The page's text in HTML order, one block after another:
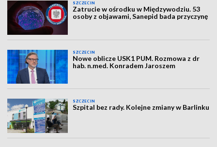
SZCZECIN
Zatrucie w ośrodku w Międzywodziu. 53
osoby z objawami, Sanepid bada przyczynę
SZCZECIN
Nowe oblicze USK1 PUM. Rozmowa z dr
hab. n.med. Konradem Jaroszem
SZCZECIN
Szpital bez rady. Kolejne zmiany w Barlinku